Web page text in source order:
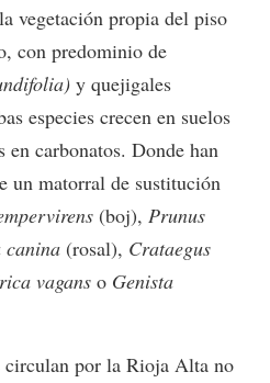
vegetación propia del piso
con predominio de
y quejigales
especies crecen en suelos
en carbonatos. Donde han
un matorral de sustitución
(boj), Prunus
canina (rosal), Crataegus
vagans o Genista
circulan por la Rioja Alta no